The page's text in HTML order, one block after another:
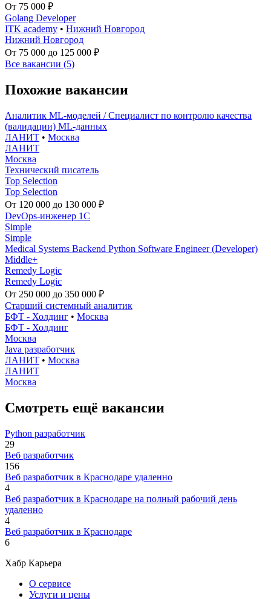
От 75 000 ₽
Golang Developer
ITK academy • Нижний Новгород
Нижний Новгород
От 75 000 до 125 000 ₽
Все вакансии (5)
Похожие вакансии
Аналитик ML-моделей / Специалист по контролю качества
(валидации) ML-данных
ЛАНИТ • Москва
ЛАНИТ
Москва
Технический писатель
Top Selection
Top Selection
От 120 000 до 130 000 ₽
DevOps-инженер 1C
Simple
Simple
Medical Systems Backend Python Software Engineer (Developer)
Middle+
Remedy Logic
Remedy Logic
От 250 000 до 350 000 ₽
Старший системный аналитик
БФТ - Холдинг • Москва
БФТ - Холдинг
Москва
Java разработчик
ЛАНИТ • Москва
ЛАНИТ
Москва
Смотреть ещё вакансии
Python разработчик
29
Веб разработчик
156
Веб разработчик в Краснодаре удаленно
4
Веб разработчик в Краснодаре на полный рабочий день
удаленно
4
Веб разработчик в Краснодаре
6
Хабр Карьера
О сервисе
Услуги и цены